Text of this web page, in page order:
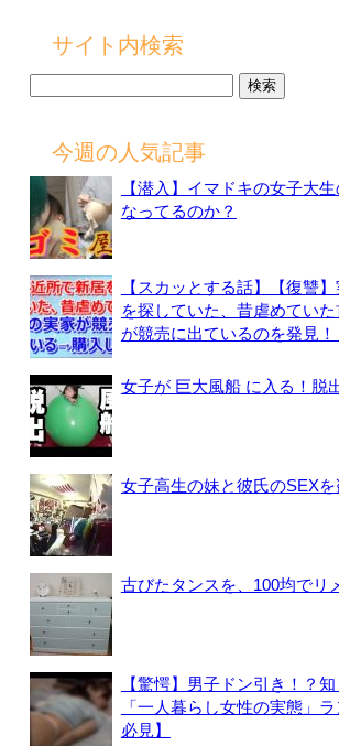
サイト内検索
今週の人気記事
【潜入】イマドキの女子大
なってるのか？
【スカッとする話】【復讐
を探していた、昔虐めてい
が競売に出ているのを発見
女子が 巨大風船 に入る！脱
女子高生の妹と彼氏のSEX
古びたタンスを、100均でリ
【驚愕】男子ドン引き！？
「一人暮らし女性の実態」
必見】